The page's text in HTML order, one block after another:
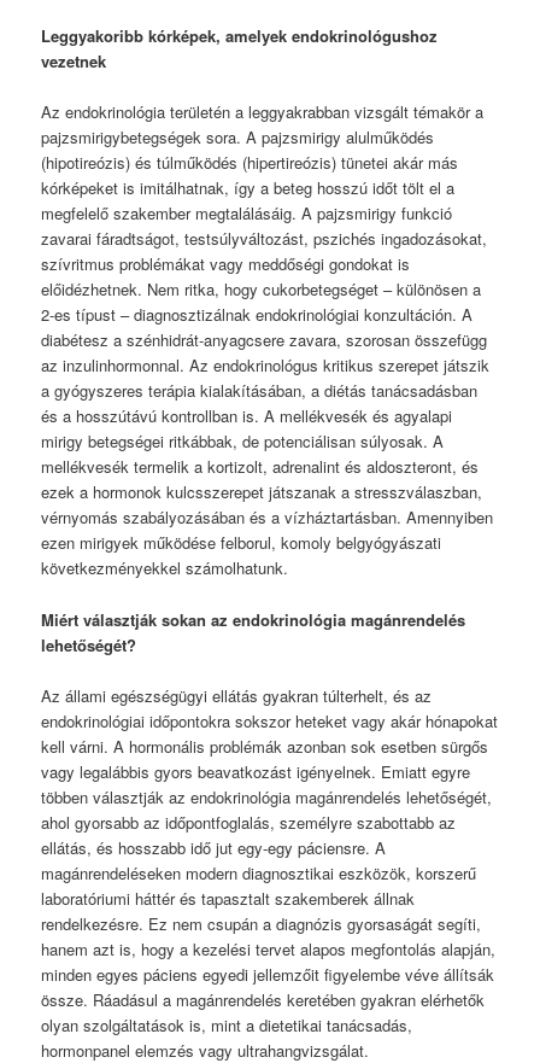
Leggyakoribb kórképek, amelyek endokrinológushoz
vezetnek
Az endokrinológia területén a leggyakrabban vizsgált témakör a
pajzsmirigybetegségek sora. A pajzsmirigy alulműködés
(hipotireózis) és túlműködés (hipertireózis) tünetei akár más
kórképeket is imitálhatnak, így a beteg hosszú időt tölt el a
megfelelő szakember megtalálásáig. A pajzsmirigy funkció
zavarai fáradtságot, testsúlyváltozást, pszichés ingadozásokat,
szívritmus problémákat vagy meddőségi gondokat is
előidézhetnek. Nem ritka, hogy cukorbetegséget – különösen a
2-es típust – diagnosztizálnak endokrinológiai konzultáción. A
diabétesz a szénhidrát-anyagcsere zavara, szorosan összefügg
az inzulinhormonnal. Az endokrinológus kritikus szerepet játszik
a gyógyszeres terápia kialakításában, a diétás tanácsadásban
és a hosszútávú kontrollban is. A mellékvesék és agyalapi
mirigy betegségei ritkábbak, de potenciálisan súlyosak. A
mellékvesék termelik a kortizolt, adrenalint és aldoszteront, és
ezek a hormonok kulcsszerepet játszanak a stresszválaszban,
vérnyomás szabályozásában és a vízháztartásban. Amennyiben
ezen mirigyek működése felborul, komoly belgyógyászati
következményekkel számolhatunk.
Miért választják sokan az endokrinológia magánrendelés
lehetőségét?
Az állami egészségügyi ellátás gyakran túlterhelt, és az
endokrinológiai időpontokra sokszor heteket vagy akár hónapokat
kell várni. A hormonális problémák azonban sok esetben sürgős
vagy legalábbis gyors beavatkozást igényelnek. Emiatt egyre
többen választják az endokrinológia magánrendelés lehetőségét,
ahol gyorsabb az időpontfoglalás, személyre szabottabb az
ellátás, és hosszabb idő jut egy-egy páciensre. A
magánrendeléseken modern diagnosztikai eszközök, korszerű
laboratóriumi háttér és tapasztalt szakemberek állnak
rendelkezésre. Ez nem csupán a diagnózis gyorsaságát segíti,
hanem azt is, hogy a kezelési tervet alapos megfontolás alapján,
minden egyes páciens egyedi jellemzőit figyelembe véve állítsák
össze. Ráadásul a magánrendelés keretében gyakran elérhetők
olyan szolgáltatások is, mint a dietetikai tanácsadás,
hormonpanel elemzés vagy ultrahangvizsgálat.